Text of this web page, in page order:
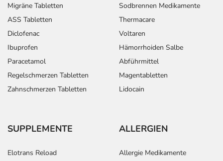
Migräne Tabletten
ASS Tabletten
Diclofenac
Ibuprofen
Paracetamol
Regelschmerzen Tabletten
Zahnschmerzen Tabletten
Sodbrennen Medikamente
Thermacare
Voltaren
Hämorrhoiden Salbe
Abführmittel
Magentabletten
Lidocain
SUPPLEMENTE
Elotrans Reload
ALLERGIEN
Allergie Medikamente